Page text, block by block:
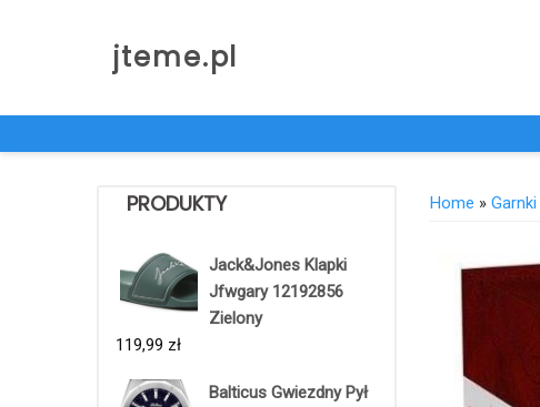
jteme.pl
PRODUKTY
Jack&Jones Klapki
Jfwgary 12192856
Zielony
119,99 zł
Balticus Gwiezdny Pył
Home » Garnki